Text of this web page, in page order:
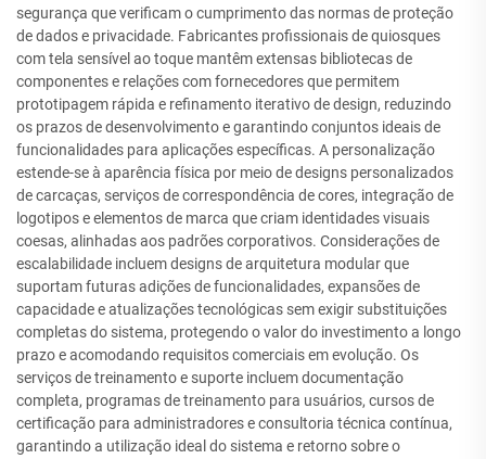
segurança que verificam o cumprimento das normas de proteção
de dados e privacidade. Fabricantes profissionais de quiosques
com tela sensível ao toque mantêm extensas bibliotecas de
componentes e relações com fornecedores que permitem
prototipagem rápida e refinamento iterativo de design, reduzindo
os prazos de desenvolvimento e garantindo conjuntos ideais de
funcionalidades para aplicações específicas. A personalização
estende-se à aparência física por meio de designs personalizados
de carcaças, serviços de correspondência de cores, integração de
logotipos e elementos de marca que criam identidades visuais
coesas, alinhadas aos padrões corporativos. Considerações de
escalabilidade incluem designs de arquitetura modular que
suportam futuras adições de funcionalidades, expansões de
capacidade e atualizações tecnológicas sem exigir substituições
completas do sistema, protegendo o valor do investimento a longo
prazo e acomodando requisitos comerciais em evolução. Os
serviços de treinamento e suporte incluem documentação
completa, programas de treinamento para usuários, cursos de
certificação para administradores e consultoria técnica contínua,
garantindo a utilização ideal do sistema e retorno sobre o